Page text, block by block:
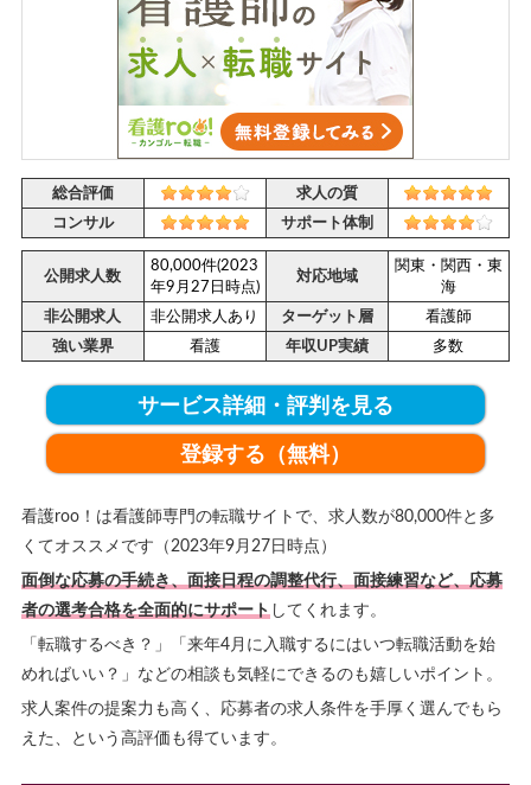
総合評価
求人の質
コンサル
サポート体制
公開求人数
80,000件(2023
年9月27日時点)
対応地域
関東・関西・東
海
非公開求人
非公開求人あり ターゲット層
看護師
強い業界
看護 年収UP実績 多数
サービス詳細・評判を見る
登録する（無料）
看護roo！は看護師専門の転職サイトで、求人数が80,000件と多
くてオススメです（2023年9月27日時点）
面倒な応募の手続き、面接日程の調整代行、面接練習など、応募
者の選考合格を全面的にサポート してくれます。
「転職するべき？」「来年4月に入職するにはいつ転職活動を始
めればいい？」などの相談も気軽にできるのも嬉しいポイント。
求人案件の提案力も高く、応募者の求人条件を手厚く選んでもら
えた、という高評価も得ています。